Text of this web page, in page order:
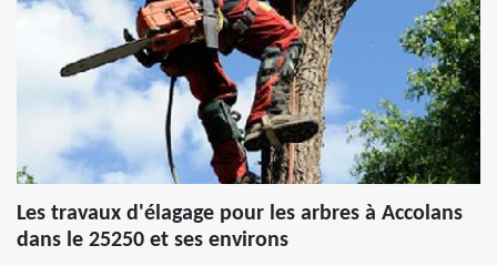
Les travaux d'élagage pour les arbres à Accolans
dans le 25250 et ses environs